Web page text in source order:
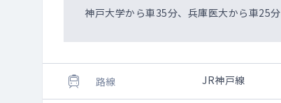
神戸大学から車35分、兵庫医大から車25分
路線 JR神戸線